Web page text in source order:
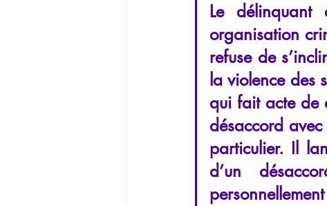
Le délinquant
organisation
refuse de
la violence des
qui fait acte de
désaccord
particulier. Il
d’un